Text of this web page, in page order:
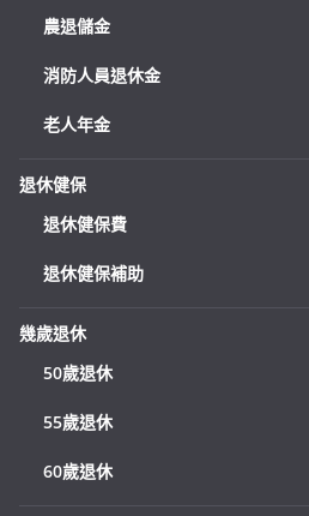
農退儲金
消防人員退休金
老人年金
退休健保
退休健保費
退休健保補助
幾歲退休
50歲退休
55歲退休
60歲退休